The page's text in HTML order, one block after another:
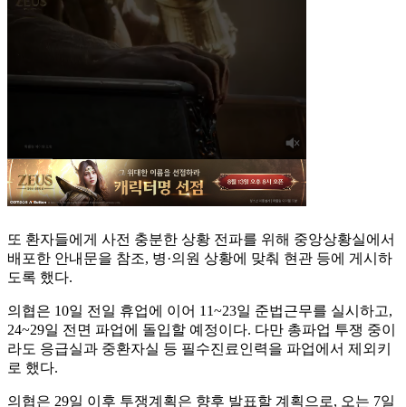
또 환자들에게 사전 충분한 상황 전파를 위해 중앙상황실에서
배포한 안내문을 참조, 병·의원 상황에 맞춰 현관 등에 게시하
도록 했다.
의협은 10일 전일 휴업에 이어 11~23일 준법근무를 실시하고,
24~29일 전면 파업에 돌입할 예정이다. 다만 총파업 투쟁 중이
라도 응급실과 중환자실 등 필수진료인력을 파업에서 제외키
로 했다.
의협은 29일 이후 투쟁계획은 향후 발표할 계획으로, 오는 7일